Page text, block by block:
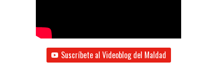
Suscríbete al Videoblog del Maldad